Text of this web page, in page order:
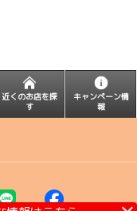
近くのお店を探
す
キャンペーン情
報